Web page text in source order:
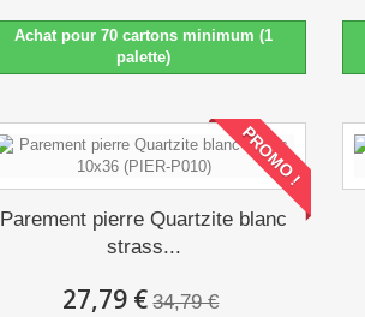
Achat pour 70 cartons minimum (1
palette)
PROMO !
Parement pierre Quartzite blanc
strass...
27,79 € 34,79 €